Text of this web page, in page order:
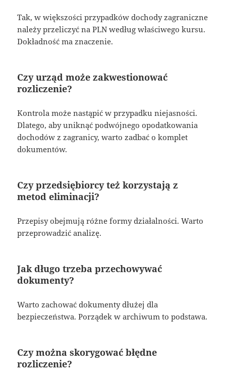
Tak, w większości przypadków dochody zagraniczne
należy przeliczyć na PLN według właściwego kursu.
Dokładność ma znaczenie.
Czy urząd może zakwestionować
rozliczenie?
Kontrola może nastąpić w przypadku niejasności.
Dlatego, aby uniknąć podwójnego opodatkowania
dochodów z zagranicy, warto zadbać o komplet
dokumentów.
Czy przedsiębiorcy też korzystają z
metod eliminacji?
Przepisy obejmują różne formy działalności. Warto
przeprowadzić analizę.
Jak długo trzeba przechowywać
dokumenty?
Warto zachować dokumenty dłużej dla
bezpieczeństwa. Porządek w archiwum to podstawa.
Czy można skorygować błędne
rozliczenie?